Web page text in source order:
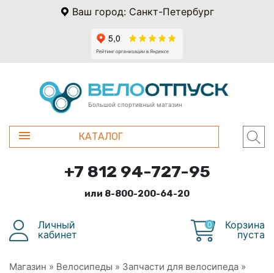
Ваш город: Санкт-Петербург
Большой спортивный магазин
КАТАЛОГ
+7 812 94-727-95
или 8-800-200-64-20
Личный
кабинет
0
Корзина
пуста
Магазин » Велосипеды » Запчасти для велосипеда »